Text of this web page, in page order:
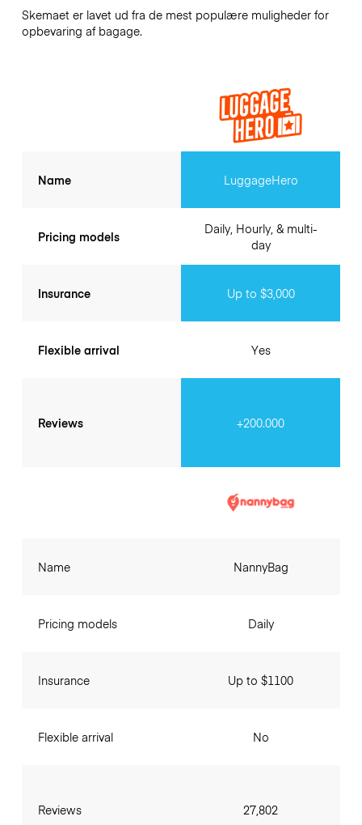
Skemaet er lavet ud fra de mest populære muligheder for
opbevaring af bagage.
Name
Pricing models
Insurance
Flexible arrival
Reviews
LuggageHero
Daily, Hourly, & multi-
day
Up to $3,000
Yes
+200.000
Name
Pricing models
Insurance
Flexible arrival
Reviews
NannyBag
Daily
Up to $1100
No
27,802